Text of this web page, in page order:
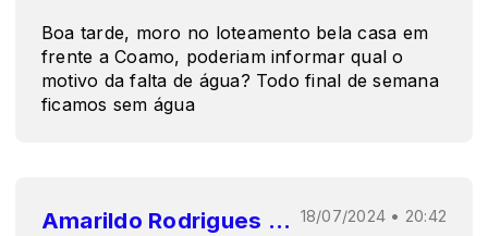
Boa tarde, moro no loteamento bela casa em
frente a Coamo, poderiam informar qual o
motivo da falta de água? Todo final de semana
ficamos sem água
Amarildo Rodrigues Fonseca 18/07/2024 • 20:42